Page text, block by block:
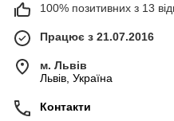
100% позитивних з 13
Працює з 21.07.2016
м. Львів
Львів, Україна
Контакти